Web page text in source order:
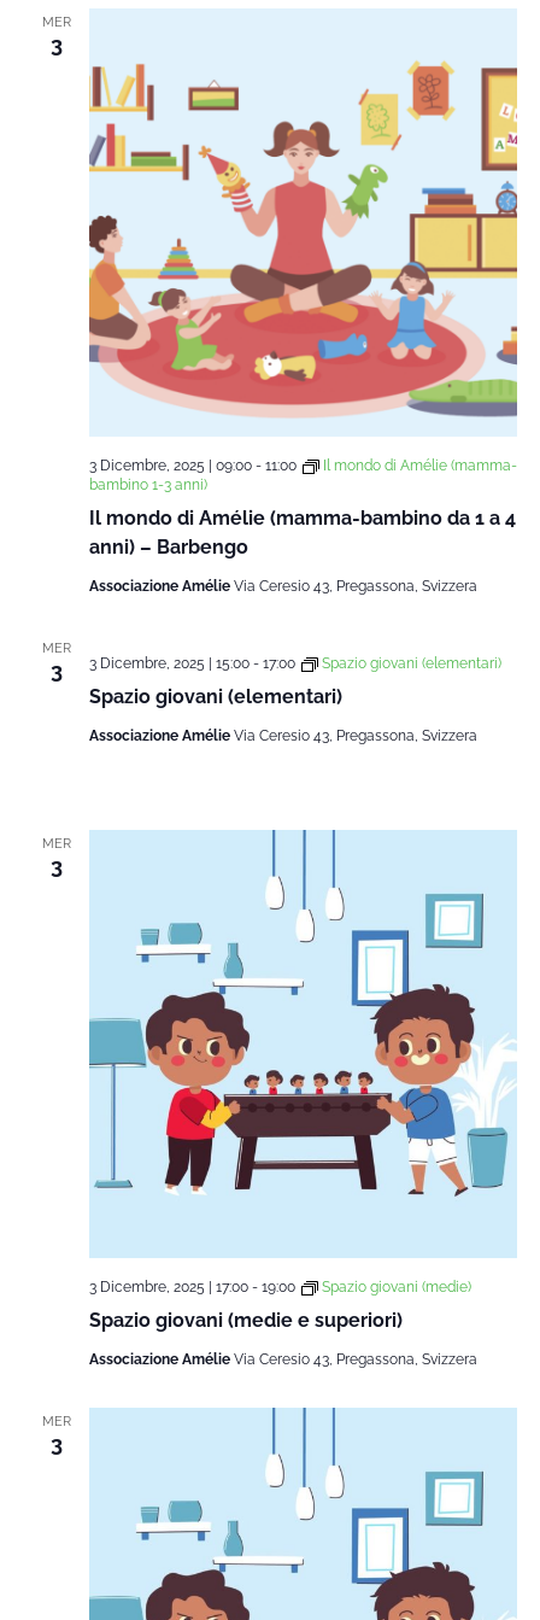
MER
3
Il mondo di Amélie (mamma-bambino da 1 a 4
anni) – Barbengo
3 Dicembre, 2025 | 09:00- 11:00
Il mondo di Amélie (mamma-
bambino 1-3 anni)
Associazione Amélie Via Ceresio 43, Pregassona, Svizzera
MER
3
Spazio giovani (elementari)
3 Dicembre, 2025 | 15:00- 17:00 Spazio giovani (elementari)
Associazione Amélie Via Ceresio 43, Pregassona, Svizzera
MER
3
Spazio giovani (medie e superiori)
3 Dicembre, 2025 | 17:00- 19:00 Spazio giovani (medie)
Associazione Amélie Via Ceresio 43, Pregassona, Svizzera
MER
3